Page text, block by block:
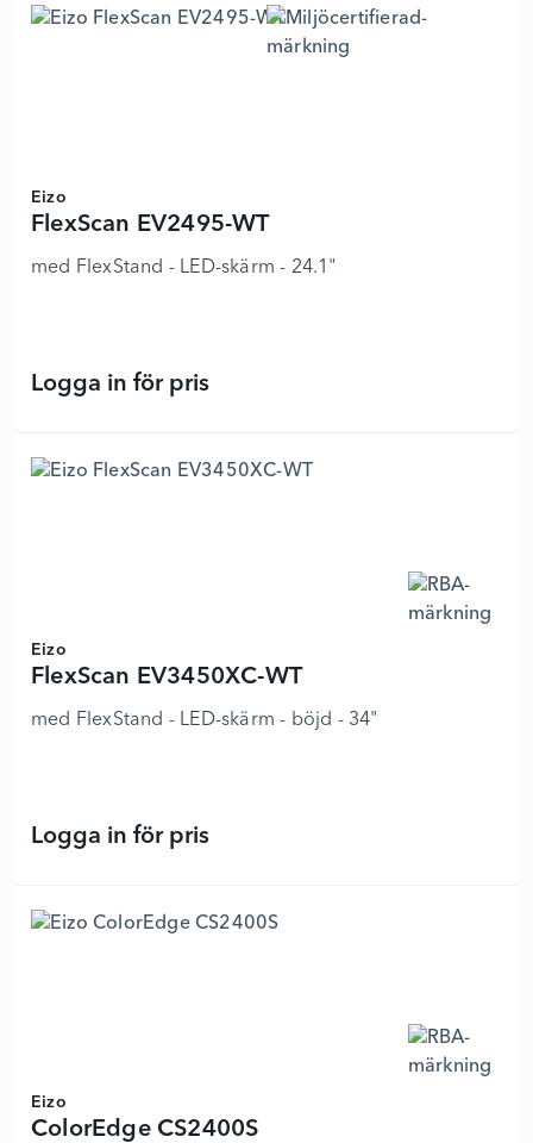
Eizo
FlexScan EV2495-WT
med FlexStand - LED-skärm - 24.1"
Logga in för prisFlexScan EV2495-WT - 6677923 -
Eizo
FlexScan EV3450XC-WT
med FlexStand - LED-skärm - böjd - 34"
Logga in för prisFlexScan EV3450XC-WT -
Eizo
ColorEdge CS2400S